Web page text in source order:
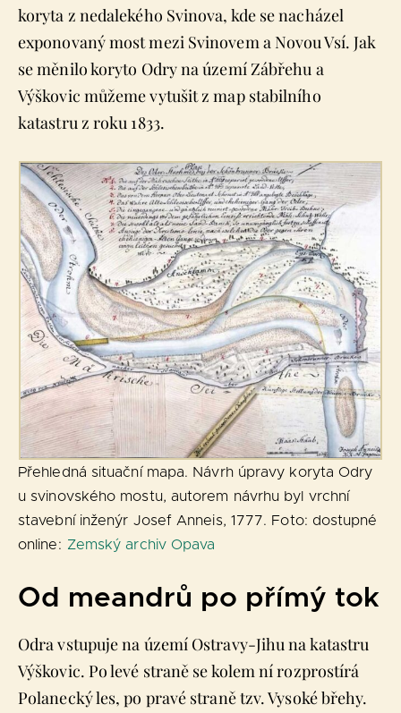
koryta z nedalekého Svinova, kde se nacházel
exponovaný most mezi Svinovem a Novou Vsí. Jak
se měnilo koryto Odry na území Zábřehu a
Výškovic můžeme vytušit z map stabilního
katastru z roku 1833.
Přehledná situační mapa. Návrh úpravy koryta Odry
u svinovského mostu, autorem návrhu byl vrchní
stavební inženýr Josef Anneis, 1777. Foto: dostupné
online: Zemský archiv Opava
Od meandrů po přímý tok
Odra vstupuje na území Ostravy-Jihu na katastru
Výškovic. Po levé straně se kolem ní rozprostírá
Polanecký les, po pravé straně tzv. Vysoké břehy.